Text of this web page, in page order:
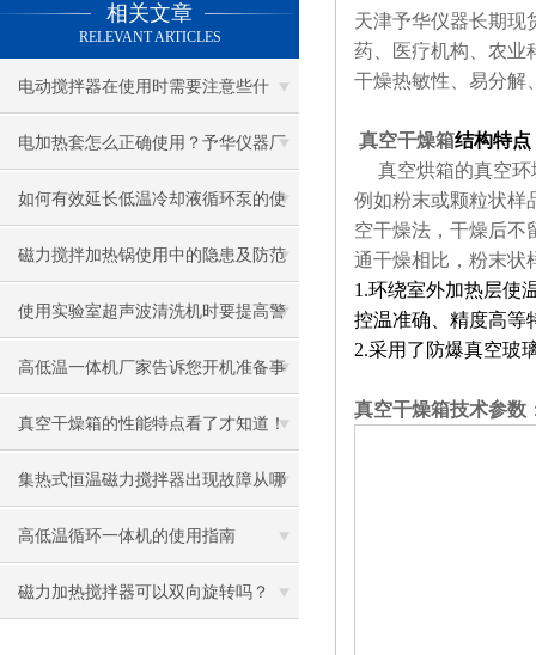
相关文章
RELEVANT ARTICLES
电动搅拌器在使用时需要注意些什
么？
电加热套怎么正确使用？予华仪器厂
家来告诉您
如何有效延长低温冷却液循环泵的使
用寿命？
磁力搅拌加热锅使用中的隐患及防范
使用实验室超声波清洗机时要提高警
惕性
高低温一体机厂家告诉您开机准备事
项
真空干燥箱的性能特点看了才知道！
集热式恒温磁力搅拌器出现故障从哪
几步分析？
高低温循环一体机的使用指南
磁力加热搅拌器可以双向旋转吗？
天津予华仪器长期现
药、医疗机构、农业
干燥热敏性、易分解
真空干燥箱结构特点
真空烘箱的真空环
例如粉末或颗粒状样
空干燥法，干燥后不
通干燥相比，粉末状
1.环绕室外加热层使
控温准确、精度高等
2.采用了防爆真空玻
真空干燥箱技术参数